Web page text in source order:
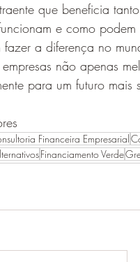
que beneficia
e como
a diferença no
não apenas
para um futuro mais
Financeira Empresarial
Financiamento Verde